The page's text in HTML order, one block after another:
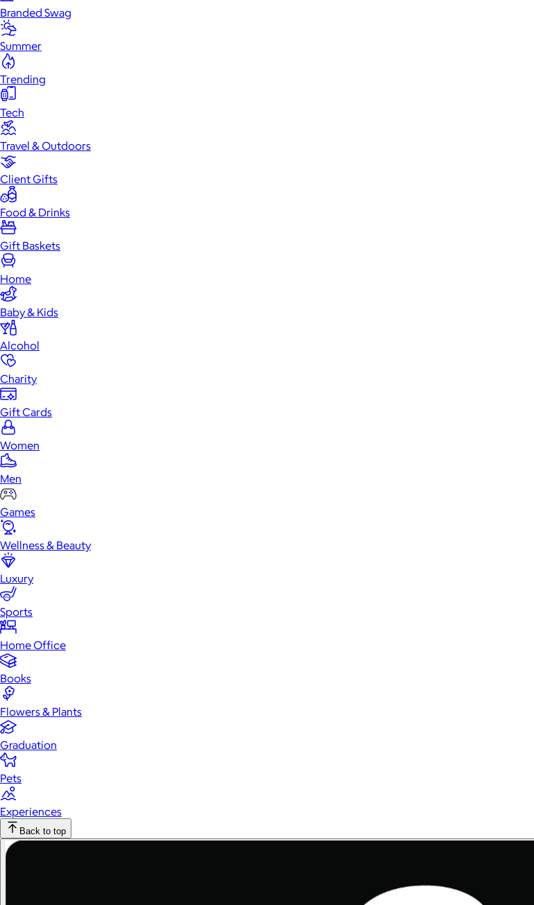
Branded Swag
Summer
Trending
Tech
Travel & Outdoors
Client Gifts
Food & Drinks
Gift Baskets
Home
Baby & Kids
Alcohol
Charity
Gift Cards
Women
Men
Games
Wellness & Beauty
Luxury
Sports
Home Office
Books
Flowers & Plants
Graduation
Pets
Experiences
Back to top